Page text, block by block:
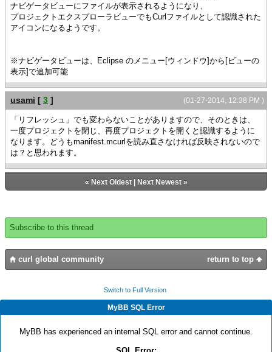
ナビゲータビューにファイルが表示されるようになり、
プロジェクトエクスプローラビューでもCurlファイルとして認識された
アイコンになるようです。
※ナビゲータビューは、Eclipse のメニュー[ウィンドウ]から[ビューの
表示]で追加可能
(01-27-2014, 12:38 PM )
usami [ 3 ]
「リフレッシュ」でも変わらないことがありますので、そのときは、
一度プロジェクトを閉じ、再度プロジェクトを開くと認識するように
なります。どうもmanifest.mcurlを読み直さなければ反映されないので
は？と思われます。
« Next Oldest| Next Newest»
Subscribe to this thread
return to top
curl global community
Switch to Full Version
MyBB SQL Error
MyBB has experienced an internal SQL error and cannot continue.